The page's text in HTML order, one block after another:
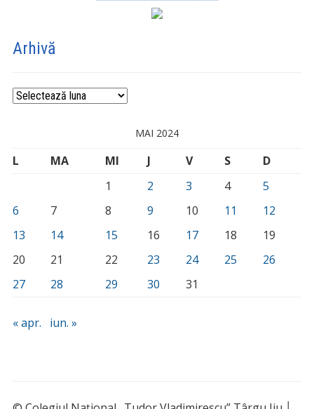
Arhivă
Arhivă
MAI 2024
L MA MI J V S
D
1
2 3 4
5
6
7 8 9 10 11
12
13
14 15 16 17 18
19
20
21 22 23 24 25
26
27
28 29 30 31
« apr. iun. »